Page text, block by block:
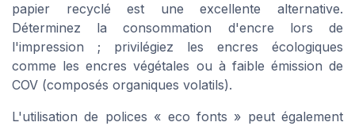
papier recyclé est une excellente alternative.
Déterminez la consommation d'encre lors de
l'impression ; privilégiez les encres écologiques
comme les encres végétales ou à faible émission de
COV (composés organiques volatils).
L'utilisation de polices « eco fonts » peut également